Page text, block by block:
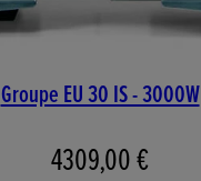
Groupe EU 30 IS - 3000W
4309,00 €